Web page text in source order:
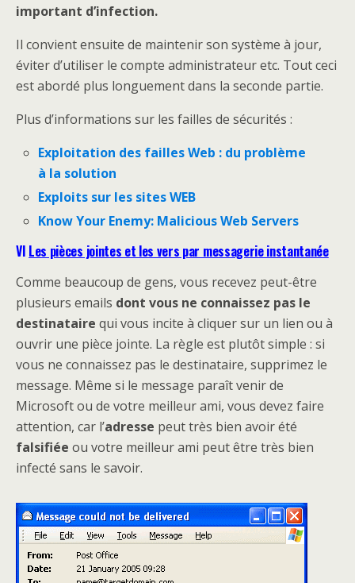
important d’infection.
Il convient ensuite de maintenir son système à jour,
éviter d’utiliser le compte administrateur etc. Tout ceci
est abordé plus longuement dans la seconde partie.
Plus d’informations sur les failles de sécurités :
Exploitation des failles Web : du problème
à la solution
Exploits sur les sites WEB
Know Your Enemy: Malicious Web Servers
VI Les pièces jointes et les vers par messagerie instantanée
Comme beaucoup de gens, vous recevez peut-être
plusieurs emails dont vous ne connaissez pas le
destinataire qui vous incite à cliquer sur un lien ou à
ouvrir une pièce jointe. La règle est plutôt simple : si
vous ne connaissez pas le destinataire, supprimez le
message. Même si le message paraît venir de
Microsoft ou de votre meilleur ami, vous devez faire
attention, car l’adresse peut très bien avoir été
falsifiée ou votre meilleur ami peut être très bien
infecté sans le savoir.